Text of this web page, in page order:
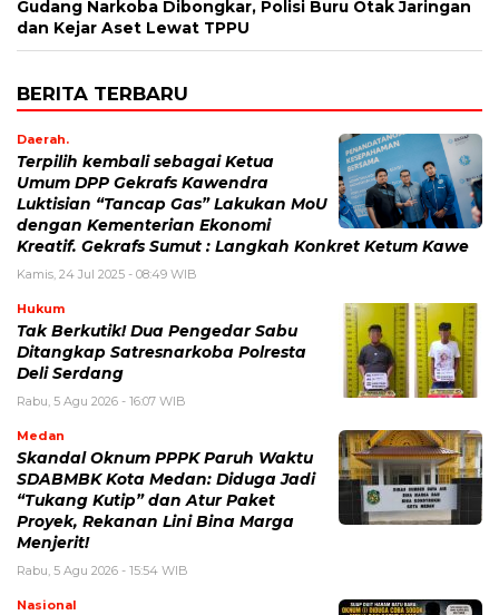
Gudang Narkoba Dibongkar, Polisi Buru Otak Jaringan
dan Kejar Aset Lewat TPPU
BERITA TERBARU
Daerah.
Terpilih kembali sebagai Ketua
Umum DPP Gekrafs Kawendra
Luktisian “Tancap Gas” Lakukan MoU
dengan Kementerian Ekonomi
Kreatif. Gekrafs Sumut : Langkah Konkret Ketum Kawe
Kamis, 24 Jul 2025 - 08:49 WIB
Hukum
Tak Berkutik! Dua Pengedar Sabu
Ditangkap Satresnarkoba Polresta
Deli Serdang
Rabu, 5 Agu 2026 - 16:07 WIB
Medan
Skandal Oknum PPPK Paruh Waktu
SDABMBK Kota Medan: Diduga Jadi
“Tukang Kutip” dan Atur Paket
Proyek, Rekanan Lini Bina Marga
Menjerit!
Rabu, 5 Agu 2026 - 15:54 WIB
Nasional